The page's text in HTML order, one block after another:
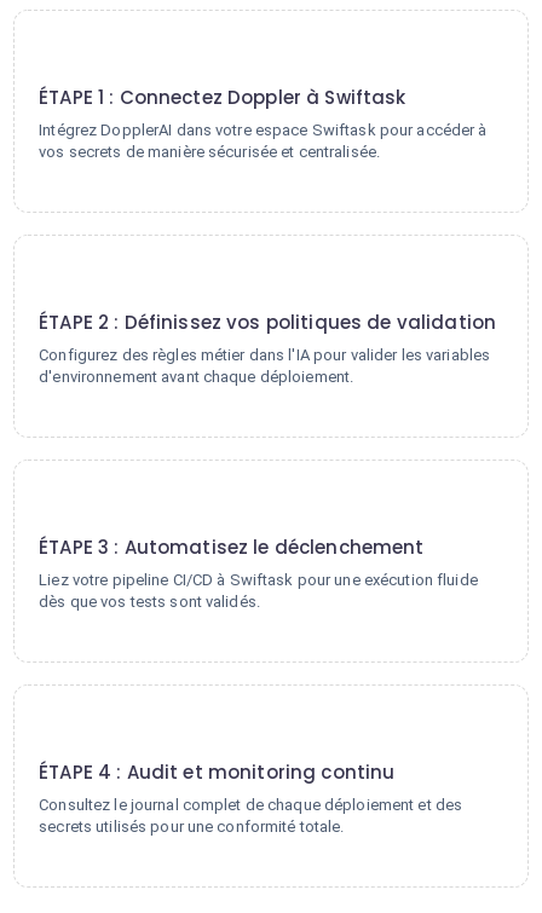
ÉTAPE 1 : Connectez Doppler à Swiftask
Intégrez DopplerAI dans votre espace Swiftask pour accéder à
vos secrets de manière sécurisée et centralisée.
ÉTAPE 2 : Définissez vos politiques de validation
Configurez des règles métier dans l'IA pour valider les variables
d'environnement avant chaque déploiement.
ÉTAPE 3 : Automatisez le déclenchement
Liez votre pipeline CI/CD à Swiftask pour une exécution fluide
dès que vos tests sont validés.
ÉTAPE 4 : Audit et monitoring continu
Consultez le journal complet de chaque déploiement et des
secrets utilisés pour une conformité totale.